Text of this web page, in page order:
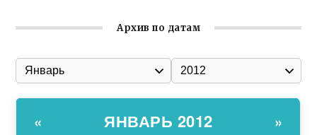
Архив по датам
« ЯНВАРЬ 2012 »